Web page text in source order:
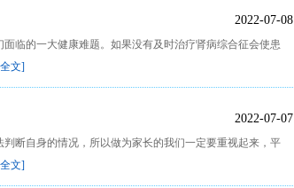
2022-07-08
临的一大健康难题。如果没有及时治疗肾病综合征会使患
文]
2022-07-07
断自身的情况，所以做为家长的我们一定要重视起来，平
文]